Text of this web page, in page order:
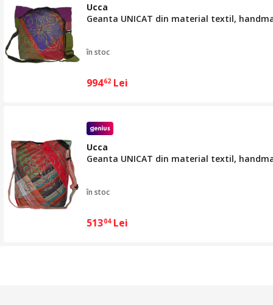
Ucca
Geanta UNICAT din material textil,
în stoc
99462 Lei
Ucca
Geanta UNICAT din material textil,
în stoc
51304 Lei